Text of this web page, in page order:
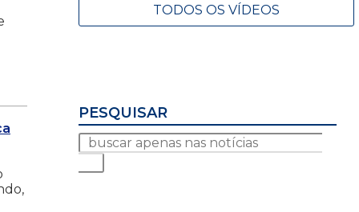
TODOS OS VÍDEOS
PESQUISAR